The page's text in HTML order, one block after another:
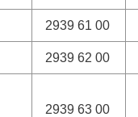
2939 61 00
2939 62 00
2939 63 00